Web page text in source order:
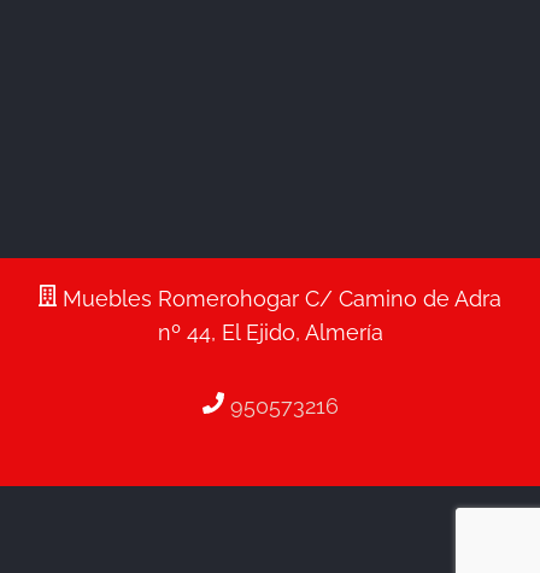
Muebles Romerohogar C/ Camino de Adra
nº 44, El Ejido, Almería
950573216